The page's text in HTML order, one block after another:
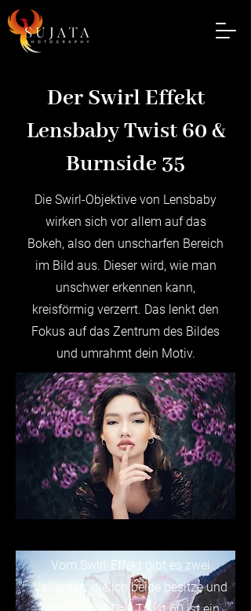
Der Swirl Effekt
Lensbaby Twist 60 &
Burnside 35
Die Swirl-Objektive von Lensbaby
wirken sich vor allem auf das
Bokeh, also den unscharfen Bereich
im Bild aus. Dieser wird, wie man
unschwer erkennen kann,
kreisförmig verzerrt. Das lenkt den
Fokus auf das Zentrum des Bildes
und umrahmt dein Motiv.
Vom Swirl-Effekt gibt es zwei
Varianten, die ich beide besitze und